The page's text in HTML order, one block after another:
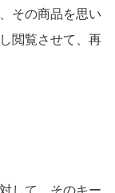
その商品を思い
閲覧させて、再
して、そのキー